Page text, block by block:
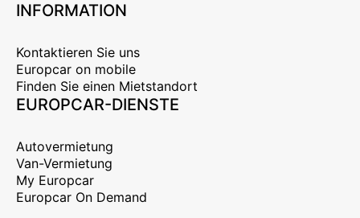
INFORMATION
Kontaktieren Sie uns
Europcar on mobile
Finden Sie einen Mietstandort
EUROPCAR-DIENSTE
Autovermietung
Van-Vermietung
My Europcar
Europcar On Demand